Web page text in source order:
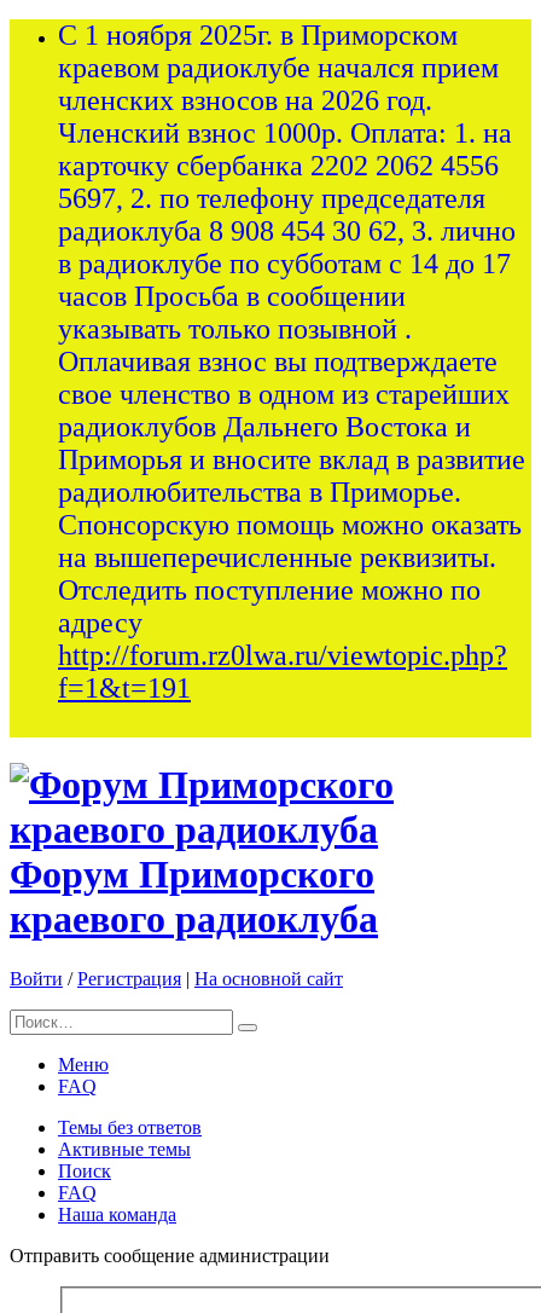
С 1 ноября 2025г. в Приморском
краевом радиоклубе начался прием
членских взносов на 2026 год.
Членский взнос 1000р. Оплата: 1. на
карточку сбербанка 2202 2062 4556
5697, 2. по телефону председателя
радиоклуба 8 908 454 30 62, 3. лично
в радиоклубе по субботам с 14 до 17
часов Просьба в сообщении
указывать только позывной .
Оплачивая взнос вы подтверждаете
свое членство в одном из старейших
радиоклубов Дальнего Востока и
Приморья и вносите вклад в развитие
радиолюбительства в Приморье.
Спонсорскую помощь можно оказать
на вышеперечисленные реквизиты.
Отследить поступление можно по
адресу
http://forum.rz0lwa.ru/viewtopic.php?
f=1&t=191
Форум Приморского
краевого радиоклуба
Войти /Регистрация | На основной сайт
Меню
FAQ
Темы без ответов
Активные темы
Поиск
FAQ
Наша команда
Отправить сообщение администрации